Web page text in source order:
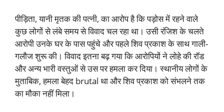
पीड़िता, यानी मृतक की पत्नी, का आरोप है कि पड़ोस में रहने वाले
कुछ लोगों से लंबे समय से विवाद चल रहा था। उसी रंजिश के चलते
आरोपी उनके घर के पास पहुंचे और पहले शिव प्रकाश के साथ गाली-
गलौज शुरू की। विवाद इतना बढ़ गया कि आरोपियों ने लोहे की रॉड
और अन्य भारी वस्तुओं से उस पर हमला कर दिया। स्थानीय लोगों के
मुताबिक, हमला बेहद brutal था और शिव प्रकाश को संभलने तक
का मौका नहीं मिला।